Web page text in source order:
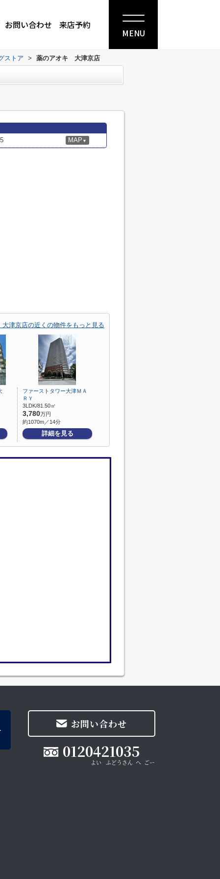
お問い合わせ 来店予約
MENU
ストア > 薬のアオキ 大津京店
MAP ▼
津京店の近くの物件をもっと見る
ファーストタワー大津ＭＡ
ＲＹ
3LDK/81.50㎡
3,780万円
約1070m／14分
詳細を見る
お問い合わせ
0120421035